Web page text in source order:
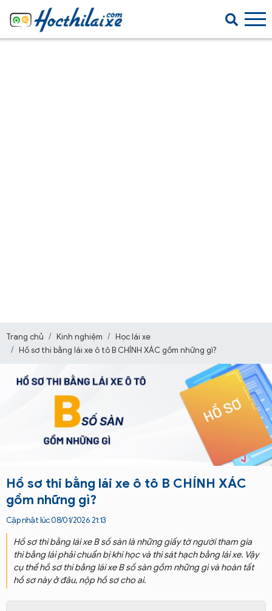
Trang chủ Kinh nghiệm
Học lái xe
Hồ sơ thi bằng lái xe ô tô B CHÍNH XÁC gồm những gì?
Hồ sơ thi bằng lái xe ô tô B CHÍNH XÁC
gồm những gì?
Cập nhật lúc 08/01/2026 21:13
Hồ sơ thi bằng lái xe B số sàn là những giấy tờ người tham gia
thi bằng lái phải chuẩn bị khi học và thi sát hạch bằng lái xe. Vậy
cụ thể hồ sơ thi bằng lái xe B số sàn gồm những gì và hoàn tất
hồ sơ này ở đâu, nộp hồ sơ cho ai.